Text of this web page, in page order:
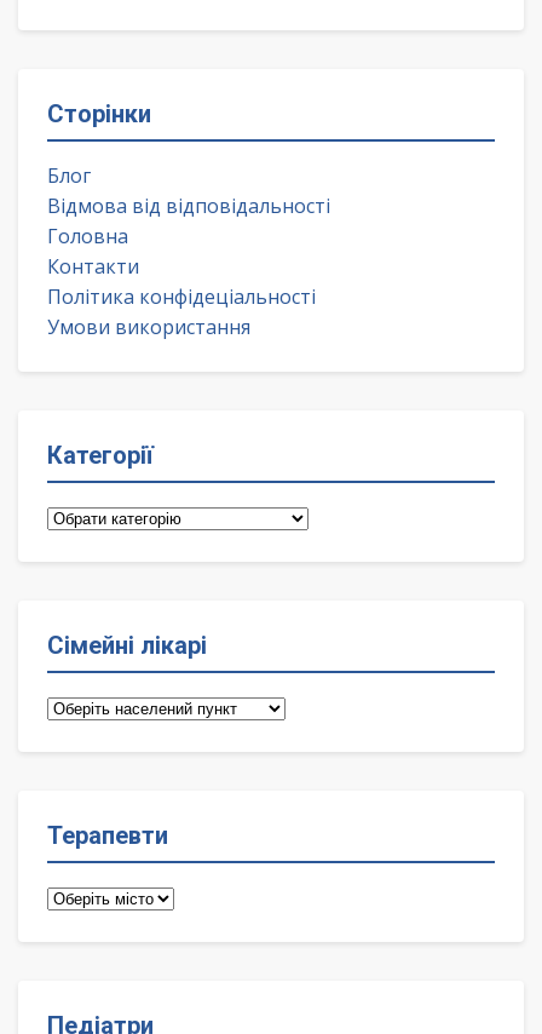
Сторінки
Блог
Відмова від відповідальності
Головна
Контакти
Політика конфідеціальності
Умови використання
Категорії
Категорії
Сімейні лікарі
Сімейні
Терапевти
Терапевти
Педіатри